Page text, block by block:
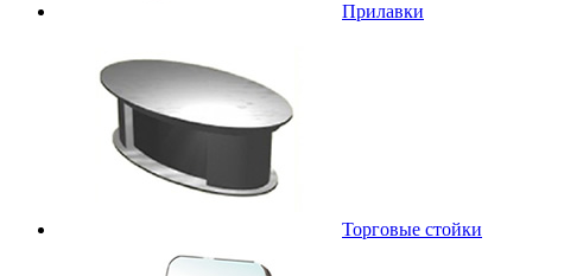
Прилавки
Торговые стойки